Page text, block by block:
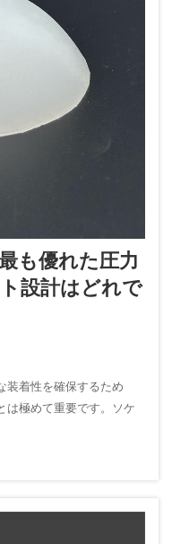
も優れた圧力
設計はどれで
装着性を確保するため
は極めて重要です。ソケ
ースであり、大腿切断